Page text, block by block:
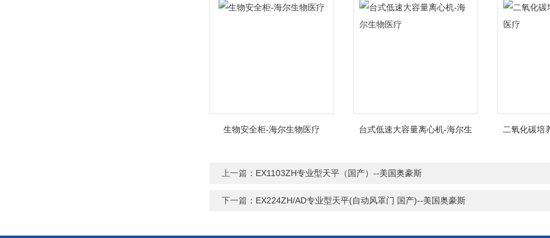
生物安全柜-海尔生物医疗
台式低速大容量离心机-海尔生
二氧化碳培
上一篇： EX1103ZH专业型天平（国产）--美国奥豪斯
下一篇： EX224ZH/AD专业型天平(自动风罩门 国产)--美国奥豪斯